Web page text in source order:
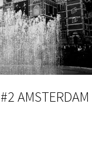
#2 AMSTERDAM